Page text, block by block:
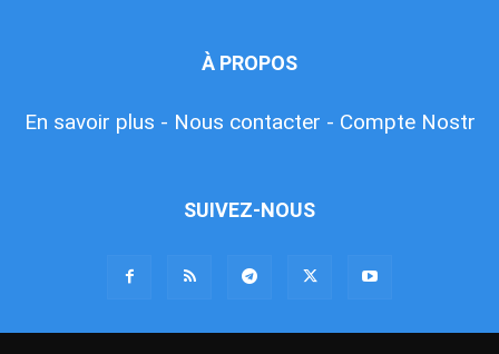
À PROPOS
En savoir plus - Nous contacter - Compte Nostr
SUIVEZ-NOUS